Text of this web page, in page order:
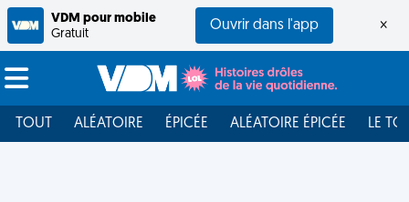
VDM pour mobile
Gratuit
Ouvrir dans l'app ×
TOUT ALÉATOIRE ÉPICÉE ALÉATOIRE ÉPICÉE LE